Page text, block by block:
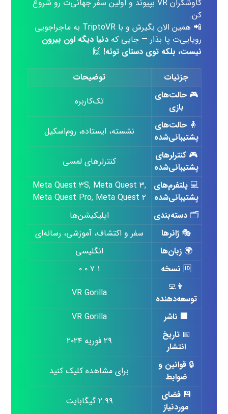
کاوشگران VR بپیوند و اولین سفر جهانی‌ت رو شروع
کن.
📲 همین الان بگیرش و با TriptoVR به ماجراجویی
رویایی‌ت پا بذار — جایی کهدنیا دیگه اون بیرون
نیست، بلکه توی دستای توئه! 🙌
جزئیات
توضیحات
🎮حالت‌های
بازی
تک‌کاربره
🧍 حالت‌های
پشتیبانی‌شده
نشسته، ایستاده، روم‌اسکیل
🎮کنترلرهای
پشتیبانی‌شده
کنترلرهای لمسی
💻 پلتفرم‌های
پشتیبانی‌شده
Meta Quest ۳S, Meta Quest ۳,
Meta Quest Pro, Meta Quest ۲
🗂️دسته‌بندی
اپلیکیشن‌ها
🎭 ژانرها
سفر و اکتشاف، آموزشی، رسانه‌ای
🌍زبان‌ها
انگلیسی
🆔 نسخه
۰.۰.۷.۱
👨‍💻
توسعه‌دهنده
VR Gorilla
🏢 ناشر
VR Gorilla
📅تاریخ
انتشار
۲۹ فوریه ۲۰۲۴
🔒 قوانین و
ضوابط
برای مشاهده کلیک کنید
💾فضای
موردنیاز
۲.۹۹ گیگابایت